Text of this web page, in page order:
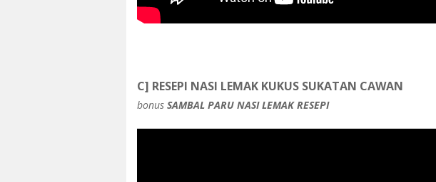
C] RESEPI NASI LEMAK KUKUS SUKATAN CAWAN
bonus SAMBAL PARU NASI LEMAK RESEPI